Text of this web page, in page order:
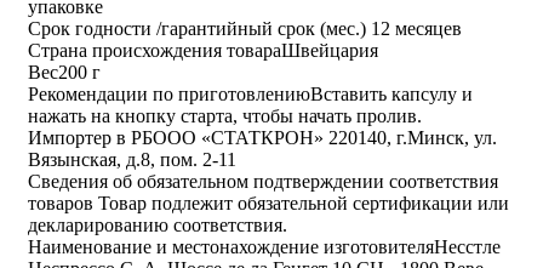
упаковке
Срок годности /гарантийный срок (мес.) 12 месяцев
Страна происхождения товараШвейцария
Вес200 г
Рекомендации по приготовлениюВставить капсулу и
нажать на кнопку старта, чтобы начать пролив.
Импортер в РБООО «СТАТКРОН» 220140, г.Минск, ул.
Вязынская, д.8, пом. 2-11
Сведения об обязательном подтверждении соответствия
товаров Товар подлежит обязательной сертификации или
декларированию соответствия.
Наименование и местонахождение изготовителяНесстле